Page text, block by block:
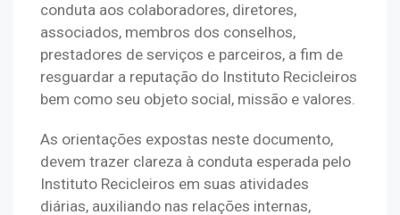
conduta aos colaboradores, diretores,
associados, membros dos conselhos,
prestadores de serviços e parceiros, a fim de
resguardar a reputação do Instituto Recicleiros
bem como seu objeto social, missão e valores.
As orientações expostas neste documento,
devem trazer clareza à conduta esperada pelo
Instituto Recicleiros em suas atividades
diárias, auxiliando nas relações internas,